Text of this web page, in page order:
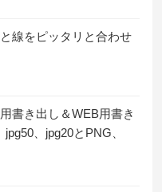
線をピッタリと合わせ
書き出し＆WEB用書き
、jpg20とPNG、